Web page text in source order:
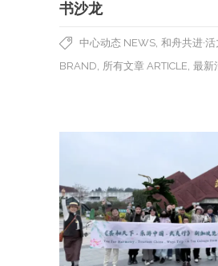
书沙龙
中心动态 NEWS 和舟共进·
BRAND 所有文章 ARTICLE 最新